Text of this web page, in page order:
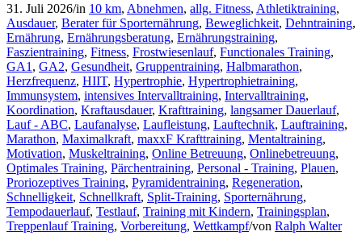
31. Juli 2026/in 10 km, Abnehmen, allg. Fitness, Athletiktraining,
Ausdauer, Berater für Sporternährung, Beweglichkeit, Dehntraining,
Ernährung, Ernährungsberatung, Ernährungstraining,
Faszientraining, Fitness, Frostwiesenlauf, Functionales Training,
GA1 , GA2, Gesundheit, Gruppentraining, Halbmarathon,
Herzfrequenz, HIIT, Hypertrophie, Hypertrophietraining,
Immunsystem, intensives Intervalltraining, Intervalltraining,
Koordination, Kraftausdauer, Krafttraining, langsamer Dauerlauf,
Lauf - ABC, Laufanalyse, Laufleistung, Lauftechnik, Lauftraining,
Marathon, Maximalkraft, maxxF Krafttraining, Mentaltraining,
Motivation, Muskeltraining, Online Betreuung, Onlinebetreuung,
Optimales Training, Pärchentraining, Personal - Training, Plauen,
Proriozeptives Training, Pyramidentraining, Regeneration,
Schnelligkeit, Schnellkraft, Split-Training, Sporternährung,
Tempodauerlauf, Testlauf, Training mit Kindern, Trainingsplan,
Treppenlauf Training, Vorbereitung, Wettkampf/von Ralph Walter